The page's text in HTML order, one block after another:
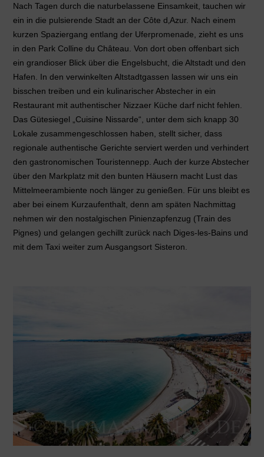
Nach Tagen durch die naturbelassene Einsamkeit, tauchen wir
ein in die pulsierende Stadt an der Côte d Azur. Nach einem
kurzen Spaziergang entlang der Uferpromenade, zieht es uns
in den Park Colline du Château. Von dort oben offenbart sich
ein grandioser Blick über die Engelsbucht, die Altstadt und den
Hafen. In den verwinkelten Altstadtgassen lassen wir uns ein
bisschen treiben und ein kulinarischer Abstecher in ein
Restaurant mit authentischer Nizzaer Küche darf nicht fehlen.
Das Gütesiegel „Cuisine Nissarde“, unter dem sich knapp 30
Lokale zusammengeschlossen haben, stellt sicher, dass
regionale authentische Gerichte serviert werden und verhindert
den gastronomischen Touristennepp. Auch der kurze Abstecher
über den Markplatz mit den bunten Häusern macht Lust das
Mittelmeerambiente noch länger zu genießen. Für uns bleibt es
aber bei einem Kurzaufenthalt, denn am späten Nachmittag
nehmen wir den nostalgischen Pinienzapfenzug (Train des
Pignes) und gelangen gechillt zurück nach Diges-les-Bains und
mit dem Taxi weiter zum Ausgangsort Sisteron.